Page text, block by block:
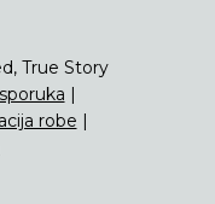
True Story
|
robe |